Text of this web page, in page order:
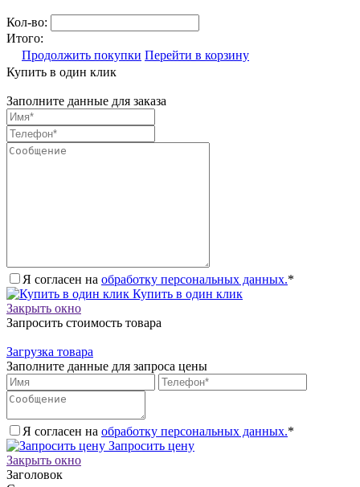
Кол-во:
Итого:
Продолжить покупки Перейти в корзину
Купить в один клик
Заполните данные для заказа
Я согласен на обработку персональных данных.*
Купить в один клик
Закрыть окно
Запросить стоимость товара
Загрузка товара
Заполните данные для запроса цены
Я согласен на обработку персональных данных.*
Запросить цену
Закрыть окно
Заголовок